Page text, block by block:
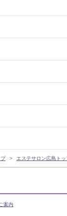
エステサロン広島トッ
案内